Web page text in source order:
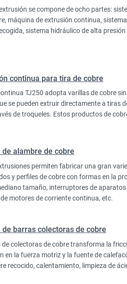
se compone de ocho partes:
máquina de extrusión continua,
sistema hidráulico de alta
continua para tira de cobre
TJ250 adopta varillas de cobre
se pueden extruir directamente a tiras
de troqueles. Estos productos de
alambre de cobre
permiten fabricar una gran
y perfiles de cobre con formas en la
tamaño, interruptores de
motores de corriente continua, etc.
de barras colectoras de cobre
colectoras de cobre transforma la
en la fuerza motriz y la fuente de
recocido, calentamiento, limpieza de